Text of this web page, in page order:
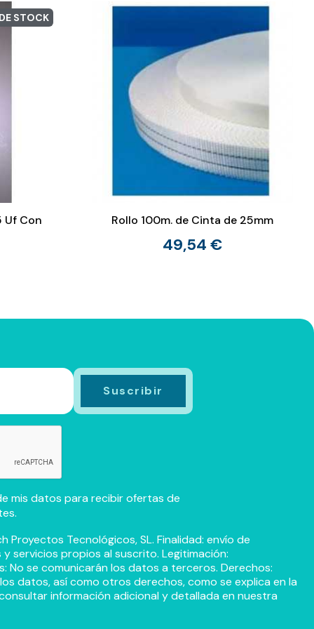
STOCK
Uf Con Rollo 100m. de Cinta de 25mm
49,54 €
mis datos para recibir ofertas de
Proyectos Tecnológicos, SL. Finalidad: envío de
servicios propios al suscrito. Legitimación:
No se comunicarán los datos a terceros. Derechos:
datos, así como otros derechos, como se explica en la
información adicional y detallada en nuestra